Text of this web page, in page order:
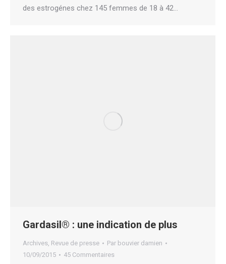
des estrogénes chez 145 femmes de 18 à 42…
Gardasil® : une indication de plus
Archives, Revue de presse Par bouvier damien
10/09/2015
45 Commentaires